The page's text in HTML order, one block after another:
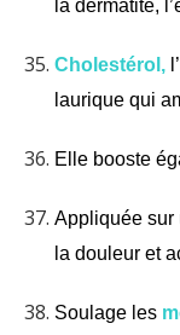
la dermatite,
Cholestérol,
laurique qui
Elle booste
Appliquée sur
la douleur et
Soulage les